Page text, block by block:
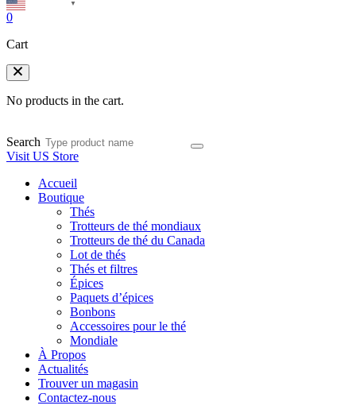
▼
0
Cart
No products in the cart.
Search
Visit US Store
Accueil
Boutique
Thés
Trotteurs de thé mondiaux
Trotteurs de thé du Canada
Lot de thés
Thés et filtres
Épices
Paquets d’épices
Bonbons
Accessoires pour le thé
Mondiale
À Propos
Actualités
Trouver un magasin
Contactez-nous